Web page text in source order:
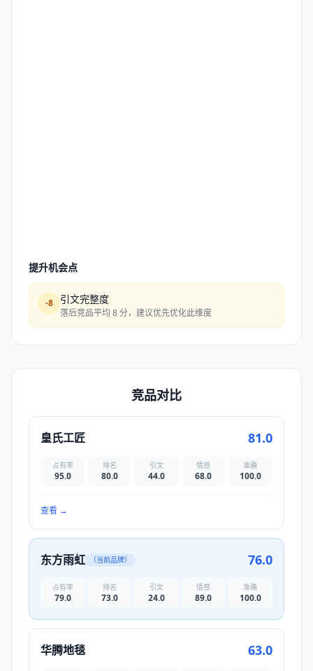
提升机会点
-8 引文完整度
落后竞品平均 8 分，建议优先优化此维度
竞品对比
皇氏工匠 81.0
占有率
95.0
排名
80.0
引文
44.0
情感
68.0
准确
100.0
查看 →
东方雨虹 （当前品牌） 76.0
占有率
79.0
排名
73.0
引文
24.0
情感
89.0
准确
100.0
华腾地毯 63.0